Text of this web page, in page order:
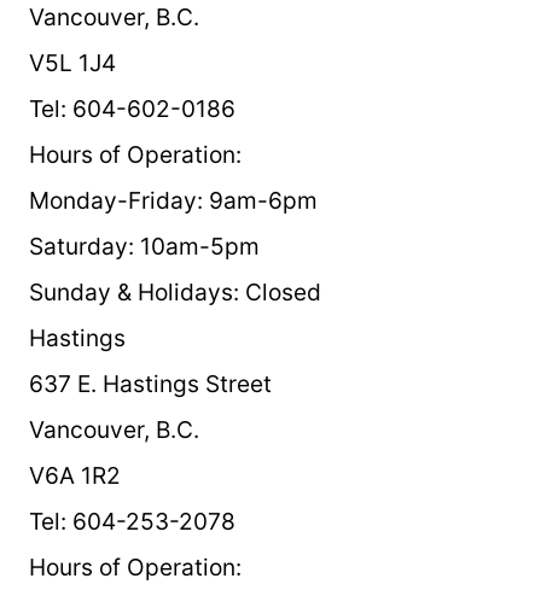
Vancouver, B.C.
V5L 1J4
Tel: 604-602-0186
Hours of Operation:
Monday-Friday: 9am-6pm
Saturday: 10am-5pm
Sunday & Holidays: Closed
Hastings
637 E. Hastings Street
Vancouver, B.C.
V6A 1R2
Tel: 604-253-2078
Hours of Operation: